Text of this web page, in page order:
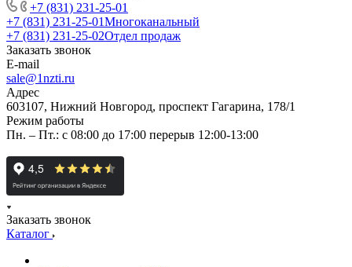
+7 (831) 231-25-01
+7 (831) 231-25-01Многоканальный
+7 (831) 231-25-02Отдел продаж
Заказать звонок
E-mail
sale@1nzti.ru
Адрес
603107, Нижний Новгород, проспект Гагарина, 178/1
Режим работы
Пн. – Пт.: с 08:00 до 17:00 перерыв 12:00-13:00
Заказать звонок
Каталог